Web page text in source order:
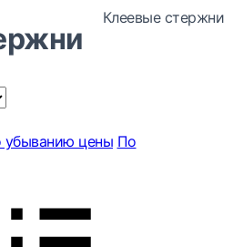
Клеевые стержни
убыванию цены По